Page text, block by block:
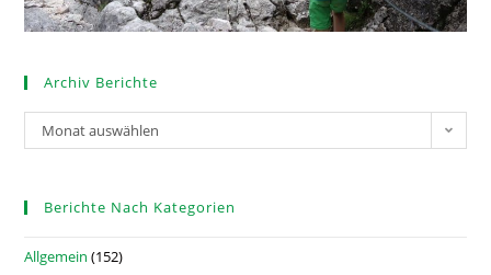
Archiv Berichte
Monat auswählen
Berichte Nach Kategorien
Allgemein (152)